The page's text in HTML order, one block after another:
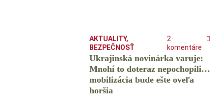
AKTUALITY,
BEZPEČNOSŤ
2
komentáre
Ukrajinská novinárka varuje:
Mnohí to doteraz nepochopili…
mobilizácia bude ešte oveľa
horšia